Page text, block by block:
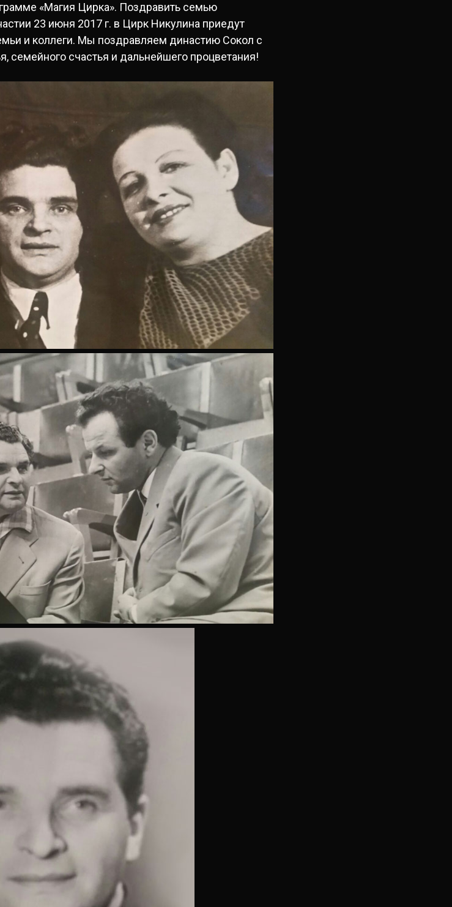
«Магия Цирка». Поздравить семью
23 июня 2017 г. в Цирк Никулина приедут
и коллеги. Мы поздравляем династию Сокол с
семейного счастья и дальнейшего процветания!